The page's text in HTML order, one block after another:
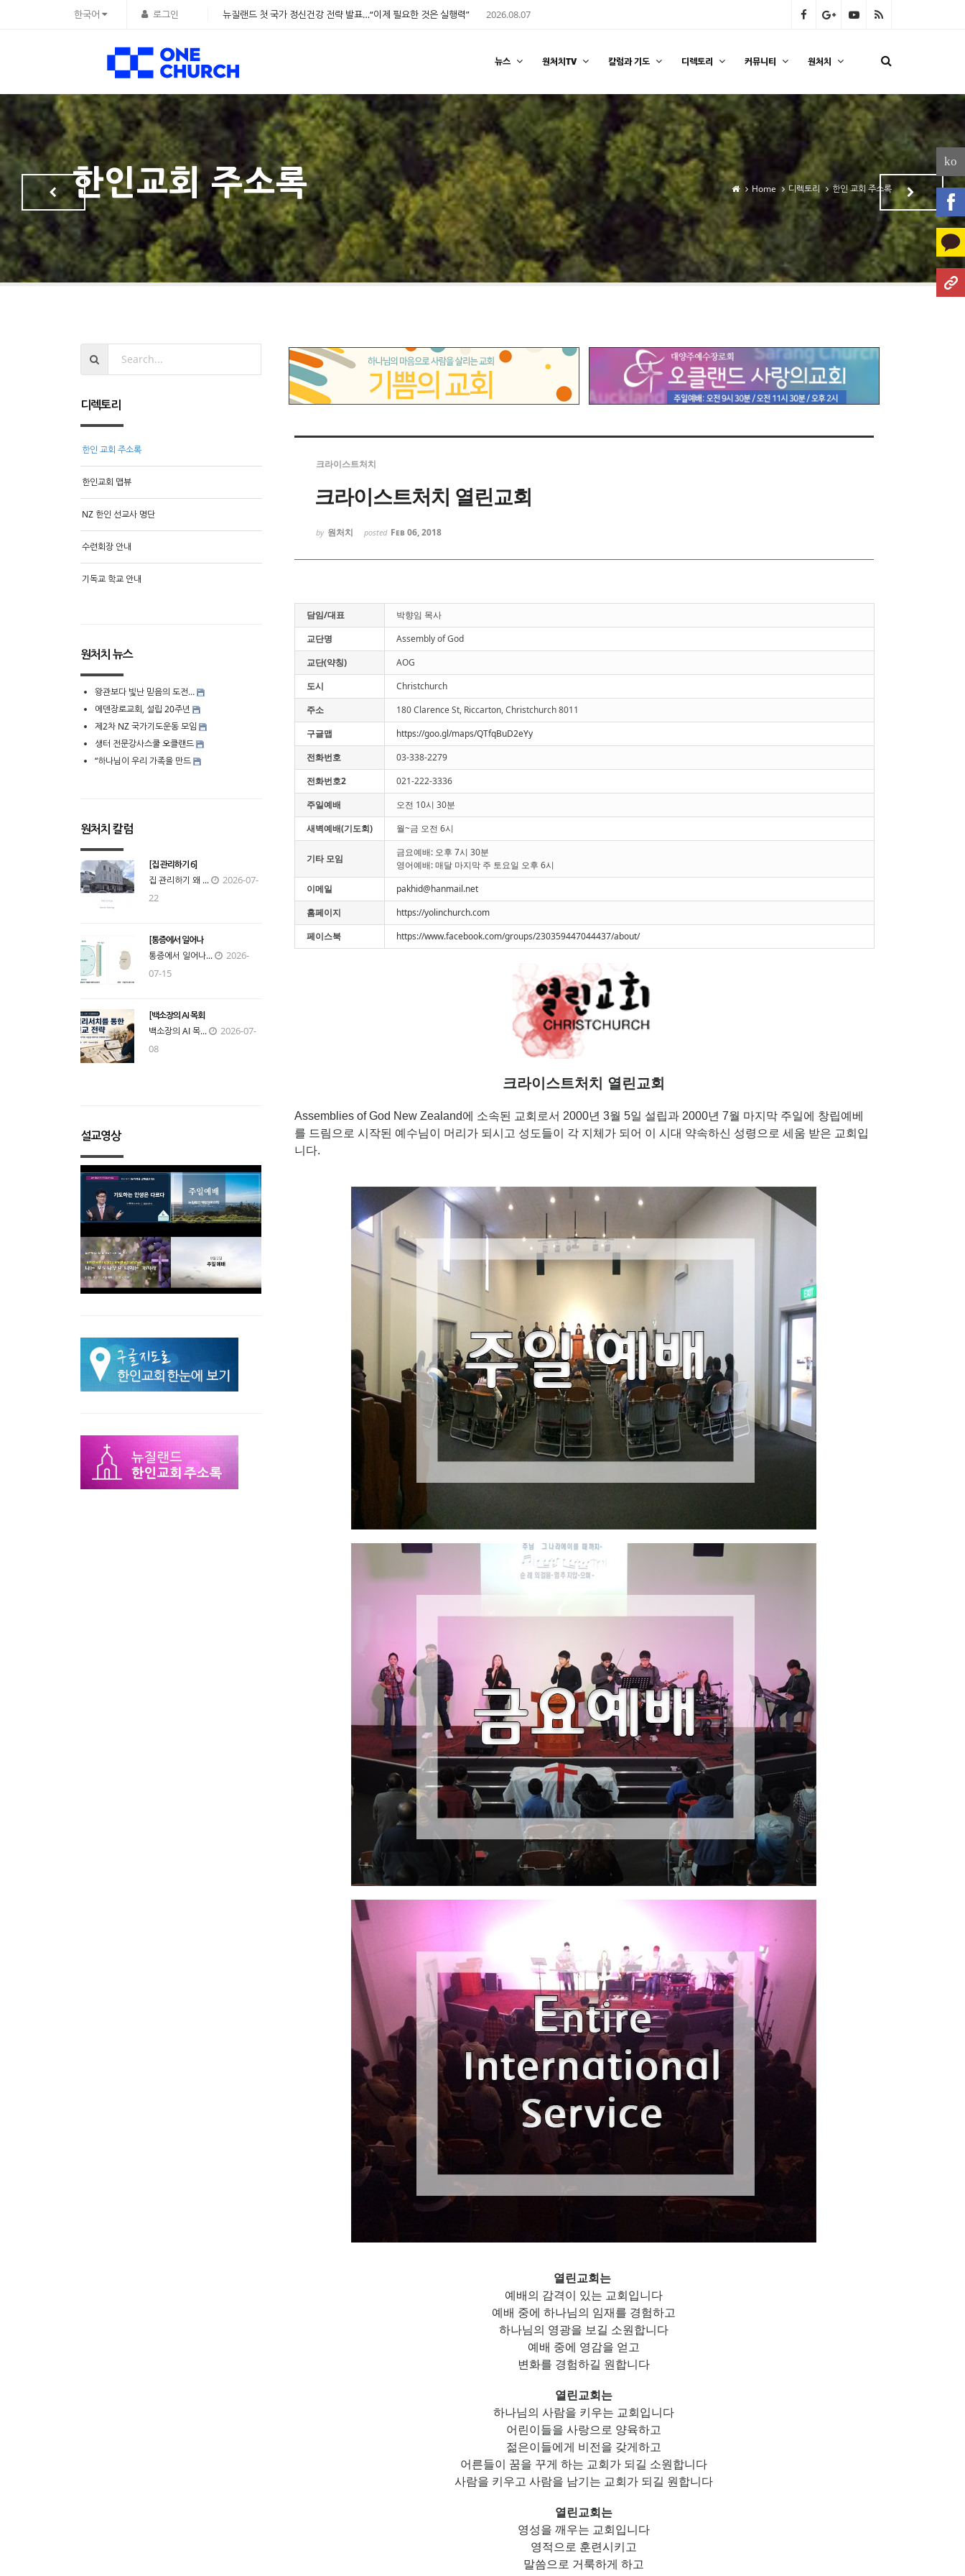
한국어 로그인 뉴질랜드 첫 국가 정신건강 전략 발표…“이제 필요한 것은 실행력” 2026.08.07
뉴스 원처치TV 칼럼과 기도 디렉토리 커뮤니티 원처치
한인교회 주소록 Home 디렉토리 한인 교회 주소록
크라이스트처치
크라이스트처치 열린교회
by 원처치 posted Feb 06, 2018
담임/대표
박향임 목사
교단명
Assembly of God
교단(약칭)
AOG
도시
Christchurch
주소
180 Clarence St, Riccarton, Christchurch 8011
구글맵
https://goo.gl/maps/QTfqBuD2eYy
전화번호
03-338-2279
전화번호2
021-222-3336
주일예배
오전 10시 30분
새벽예배(기도회)
월~금 오전 6시
기타 모임
금요예배: 오후 7시 30분
영어예배: 매달 마지막 주 토요일 오후 6시
이메일
pakhid@hanmail.net
홈페이지
https://yolinchurch.com
페이스북
https://www.facebook.com/groups/230359447044437/about/
크라이스트처치 열린교회
Assemblies of God New Zealand에 소속된 교회로서 2000년 3월 5일 설립과 2000년 7월 마지막 주일에 창립예베
를 드림으로 시작된 예수님이 머리가 되시고 성도들이 각 지체가 되어 이 시대 약속하신 성령으로 세움 받은 교회입
니다.
열린교회는
예배의 감격이 있는 교회입니다
예배 중에 하나님의 임재를 경험하고
하나님의 영광을 보길 소원합니다
예배 중에 영감을 얻고
변화를 경험하길 원합니다
열린교회는
하나님의 사람을 키우는 교회입니다
어린이들을 사랑으로 양육하고
젊은이들에게 비전을 갖게하고
어른들이 꿈을 꾸게 하는 교회가 되길 소원합니다
사람을 키우고 사람을 남기는 교회가 되길 원합니다
열린교회는
영성을 깨우는 교회입니다
영적으로 훈련시키고
말씀으로 거룩하게 하고
디렉토리
한인 교회 주소록
한인교회 맵뷰
NZ 한인 선교사 명단
수련회장 안내
기독교 학교 안내
원처치 뉴스
왕관보다 빛난 믿음의 도전…
에덴장로교회, 설립 20주년
제2차 NZ 국가기도운동 모임
생터 전문강사스쿨 오클랜드
“하나님이 우리 가족을 만드
원처치 칼럼
[집 관리하기 6]
집 관리하기 왜 ...
2026-07-
22
[통증에서 일어나
통증에서 일어나...
2026-
07-15
[백소장의 AI 목회
백소장의 AI 목...
2026-07-
08
설교영상
ko
Sketchbook5, 스케치북5